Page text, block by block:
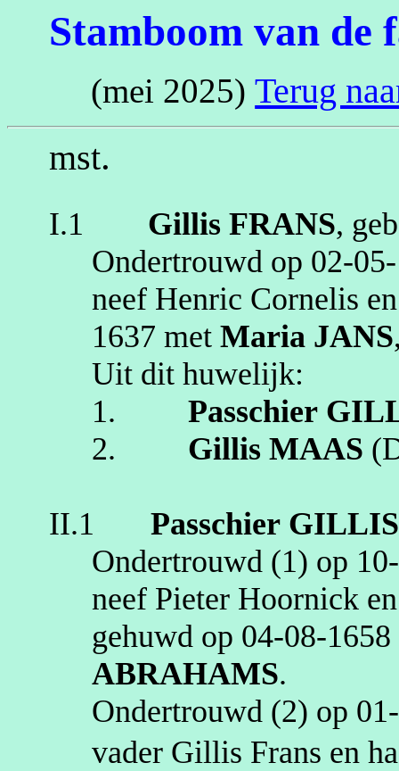
Stamboom van
(mei 2025)Terug
mst.
I.1 Gillis FRANS,
Ondertrouwd op
neef Henric Cornelis
1637 metMaria JANS
Uit dit huwelijk:
1.
Passchier
2.
Gillis MAAS
II.1 Passchier GILLIS
Ondertrouwd (1) op
neef Pieter Hoornick
gehuwd op 04‑08‑1658
ABRAHAMS.
Ondertrouwd (2) op
vader Gillis Frans en